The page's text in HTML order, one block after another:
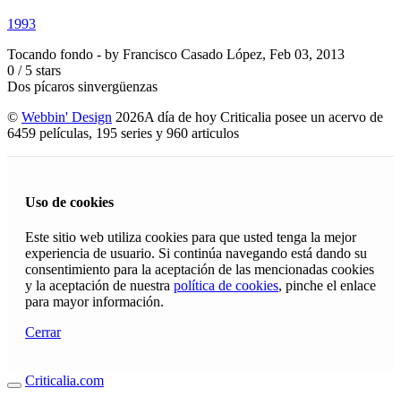
1993
Tocando fondo - by Francisco Casado López, Feb 03, 2013
0 / 5 stars
Dos pícaros sinvergüenzas
© Webbin' Design 2026A día de hoy Criticalia posee un acervo de
6459 películas, 195 series y 960 articulos
Uso de cookies
Este sitio web utiliza cookies para que usted tenga la mejor
experiencia de usuario. Si continúa navegando está dando su
consentimiento para la aceptación de las mencionadas cookies
y la aceptación de nuestra política de cookies, pinche el enlace
para mayor información.
Cerrar
Criticalia.com